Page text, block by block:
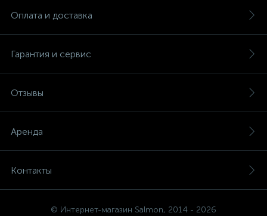
Оплата и доставка
Гарантия и сервис
Отзывы
Аренда
Контакты
© Интернет-магазин Salmon, 2014 - 2026